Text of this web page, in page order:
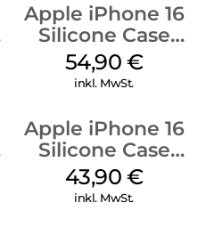
Apple iPhone 16
Silicone Case
MagSafe Lake
Green
54,90 €
inkl. MwSt.
Apple iPhone 16
Silicone Case
MagSafe Plum
43,90 €
inkl. MwSt.